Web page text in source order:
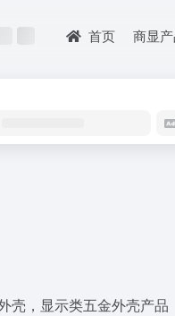
首页 商显
壳，显示类五金外壳产品